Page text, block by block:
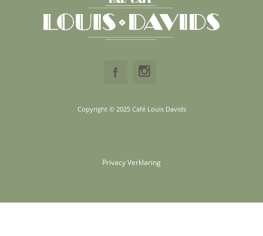
Copyright © 2025 Café Louis Davids
Privacy Verklaring